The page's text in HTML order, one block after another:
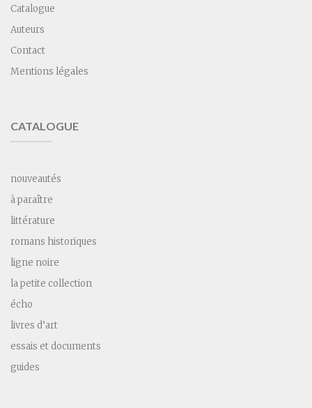
Catalogue
Auteurs
Contact
Mentions légales
CATALOGUE
nouveautés
à paraître
littérature
romans historiques
ligne noire
la petite collection
écho
livres d’art
essais et documents
guides